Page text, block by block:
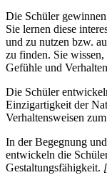
Die Schüler
Sie lernen diese
und zu nutzen bzw.
zu finden. Sie
Gefühle und
Die Schüler
Einzigartigkeit der
Verhaltensweisen
In der Begegnung
entwickeln die
Gestaltungsfähigkeit.